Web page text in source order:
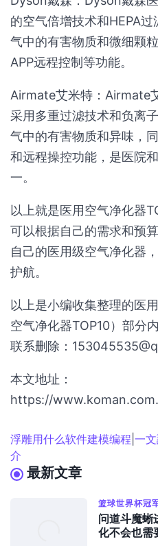
的空气倍增技术和HEPA
气中的有害物质和微细颗
APP远程控制等功能。
Airmate艾米特：Airmate
采用多重过滤技术和负离
气中的有害物质和异味，
和远程操控功能，是医院
一。
以上就是医用空气净化器
可以根据自己的需求和预
自己的医用级空气净化器
护航。
以上是小编收集整理的医
空气净化器TOP10）部分
联系删除：
本文地址：
https://
浮雕用什么软件建模编程 一
介
最新文章
篮球世界杯冠
问道斗魔蜥
化不会也需